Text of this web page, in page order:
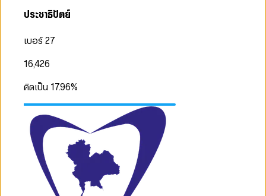
ประชาธิปัตย์
เบอร์ 27
16,426
คิดเป็น 17.96%